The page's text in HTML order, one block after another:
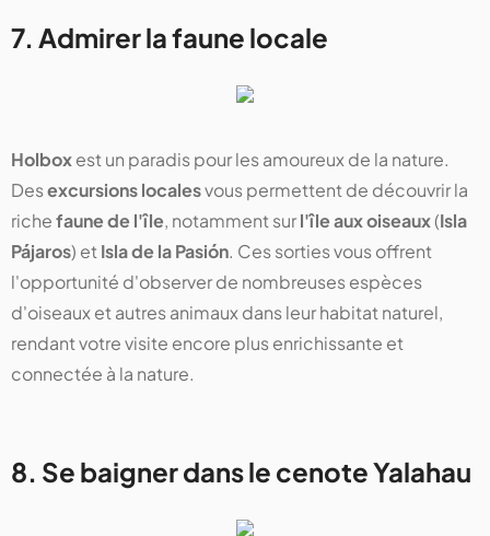
7. Admirer la faune locale
Holboxest un paradis pour les amoureux de la nature.
Desexcursions localesvous permettent de découvrir la
richefaune de l'île, notamment surl'île aux oiseaux(Isla
Pájaros) et Isla de la Pasión. Ces sorties vous offrent
l'opportunité d'observer de nombreuses espèces
d'oiseaux et autres animaux dans leur habitat naturel,
rendant votre visite encore plus enrichissante et
connectée à la nature.
8. Se baigner dans le cenote Yalahau